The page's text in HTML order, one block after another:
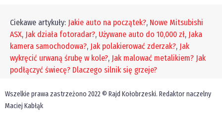
Ciekawe artykuły: Jakie auto na początek?, Nowe Mitsubishi
ASX, Jak działa fotoradar?, Używane auto do 10,000 zł, Jaka
kamera samochodowa?, Jak polakierować zderzak?, Jak
wykręcić urwaną śrubę w kole?, Jak malować metalikiem? Jak
podłączyć świecę? Dlaczego silnik się grzeje?
Wszelkie prawa zastrzeżono 2022 © Rajd Kołobrzeski. Redaktor naczelny
Maciej Kabłąk